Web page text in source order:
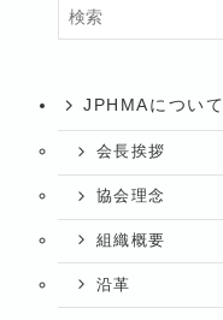
JPHMAについて
会長挨拶
協会理念
組織概要
沿革